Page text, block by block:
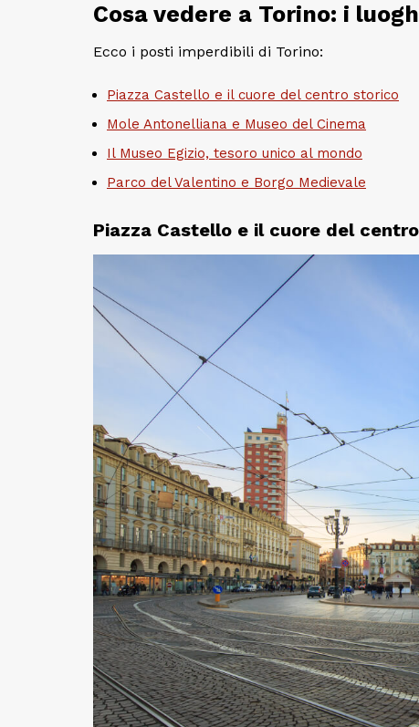
Cosa vedere a Torino: i
Ecco i posti imperdibili di Torino:
Piazza Castello e il cuore del centro storico
Mole Antonelliana e Museo del Cinema
Il Museo Egizio, tesoro unico al mondo
Parco del Valentino e Borgo Medievale
Piazza Castello e il cuore del